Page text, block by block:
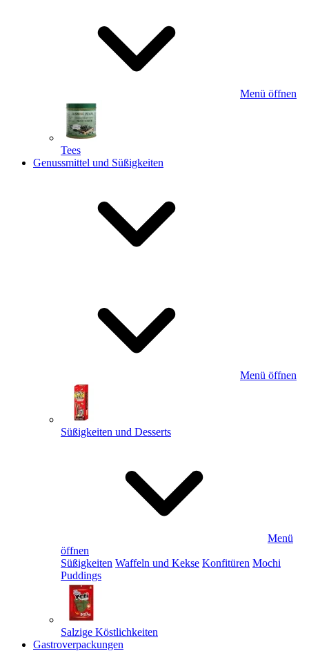
Menü öffnen
Tees
Genussmittel und Süßigkeiten
Menü öffnen
Süßigkeiten und Desserts
Menü
öffnen
Süßigkeiten Waffeln und Kekse Konfitüren Mochi
Puddings
Salzige Köstlichkeiten
Gastroverpackungen